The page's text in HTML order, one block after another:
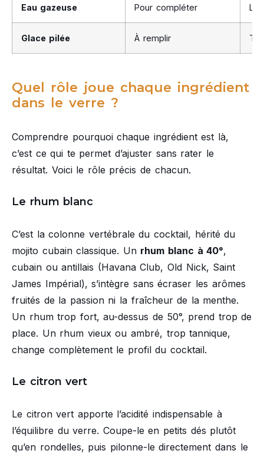
Eau gazeuse Pour compléter
Glace pilée À remplir
Quel rôle joue chaque ingrédient
dans le verre ?
Comprendre pourquoi chaque ingrédient est là,
c’est ce qui te permet d’ajuster sans rater le
résultat. Voici le rôle précis de chacun.
Le rhum blanc
C’est la colonne vertébrale du cocktail, hérité du
mojito cubain classique. Un rhum blanc à 40°,
cubain ou antillais (Havana Club, Old Nick, Saint
James Impérial), s’intègre sans écraser les arômes
fruités de la passion ni la fraîcheur de la menthe.
Un rhum trop fort, au-dessus de 50°, prend trop de
place. Un rhum vieux ou ambré, trop tannique,
change complètement le profil du cocktail.
Le citron vert
Le citron vert apporte l’acidité indispensable à
l’équilibre du verre. Coupe-le en petits dés plutôt
qu’en rondelles, puis pilonne-le directement dans le